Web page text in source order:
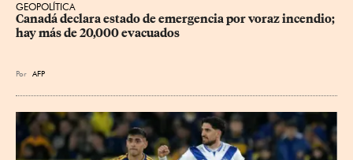
GEOPOLÍTICA
Canadá declara estado de emergencia por voraz incendio;
hay más de 20,000 evacuados
Por AFP